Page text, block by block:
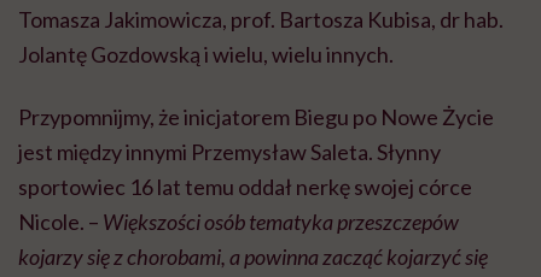
Tomasza Jakimowicza, prof. Bartosza Kubisa, dr hab.
Jolantę Gozdowską i wielu, wielu innych.
Przypomnijmy, że inicjatorem Biegu po Nowe Życie
jest między innymi Przemysław Saleta. Słynny
sportowiec 16 lat temu oddał nerkę swojej córce
Nicole. – Większości osób tematyka przeszczepów
kojarzy się z chorobami, a powinna zacząć kojarzyć się